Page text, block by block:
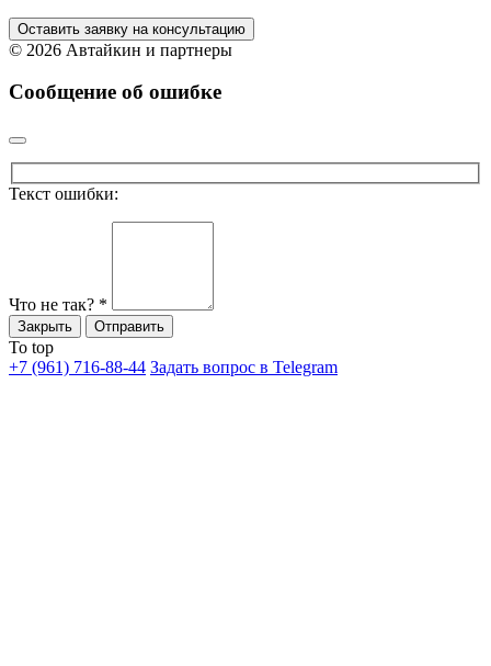
Оставить заявку на консультацию
© 2026 Автайкин и партнеры
Сообщение об ошибке
Текст ошибки:
Что не так? *
Закрыть Отправить
To top
+7 (961) 716-88-44 Задать вопрос в Telegram